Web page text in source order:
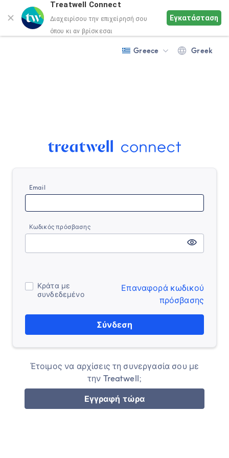
Treatwell Connect
Διαχειρίσου την επιχείρησή σου
όπου κι αν βρίσκεσαι
Εγκατάσταση
Greece Greek
Email
Κωδικός πρόσβασης
Κράτα με
συνδεδεμένο
Επαναφορά κωδικού
πρόσβασης
Σύνδεση
Έτοιμος να αρχίσεις τη συνεργασία σου με
την Treatwell;
Εγγραφή τώρα